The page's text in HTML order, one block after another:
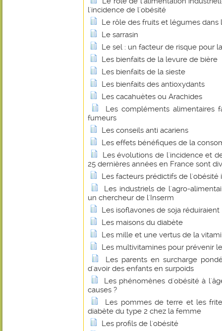
l'incidence de l'obésité
Le rôle des fruits et légumes
Le sarrasin
Le sel : un facteur de risque pour
Les bienfaits de la levure de bière
Les bienfaits de la sieste
Les bienfaits des antioxydants
Les cacahuètes ou Arachides
Les compléments alimentaires
fumeurs
Les conseils anti acariens
Les effets bénéfiques de la
Les évolutions de l'incidence et
25 dernières années en France sont
Les facteurs prédictifs de l'obésité
Les industriels de l'agro-
un chercheur de l'Inserm
Les isoflavones de soja
Les maisons du diabète
Les mille et une vertus de la
Les multivitamines pour prévenir
Les parents en surcharge
d'avoir des enfants en surpoids
Les phénomènes d'obésité à
causes ?
Les pommes de terre et les
diabète du type 2 chez la femme
Les profils de l'obésité